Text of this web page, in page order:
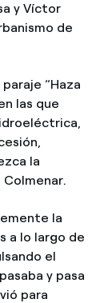
y Víctor
de
“Haza
las que
la
la
a lo largo de
el
y pasa
para